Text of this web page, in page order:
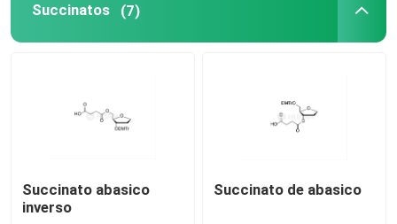
Notícia
Matéria-prima de ARNm
Succinatos (7)
Succinato abasico
inverso
Succinato de abasico